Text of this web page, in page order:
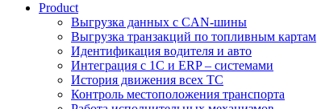
Product
Выгрузка данных с CAN-шины
Выгрузка транзакций по топливным картам
Идентификация водителя и авто
Интеграция с 1С и ERP – системами
История движения всех ТС
Контроль местоположения транспорта